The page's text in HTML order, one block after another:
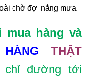
chờ đợi nắng mưa.
hàng và
THẬT
chỉ đường tới